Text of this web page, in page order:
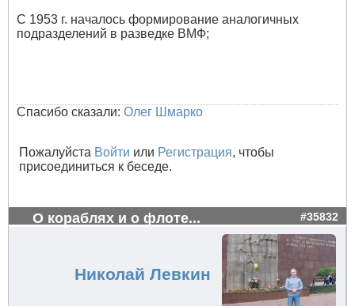
С 1953 г. началось формирование аналогичных
подразделений в разведке ВМФ;
Спасибо сказали: Олег Шмарко
Пожалуйста Войти или Регистрация, чтобы
присоединиться к беседе.
О кораблях и о флоте... #35832
Николай Левкин